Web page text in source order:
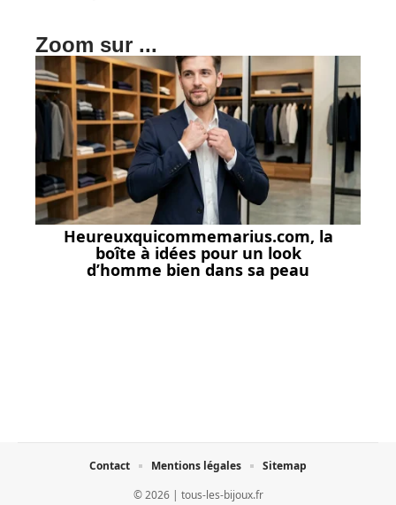
Zoom sur ...
Heureuxquicommemarius.com, la
boîte à idées pour un look
d’homme bien dans sa peau
© 2026 | tous-les-bijoux.fr
Contact Mentions légales Sitemap